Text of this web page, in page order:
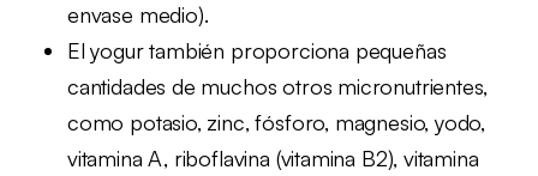
envase medio).
El yogur también proporciona pequeñas
cantidades de muchos otros micronutrientes,
como potasio, zinc, fósforo, magnesio, yodo,
vitamina A, riboflavina (vitamina B2), vitamina